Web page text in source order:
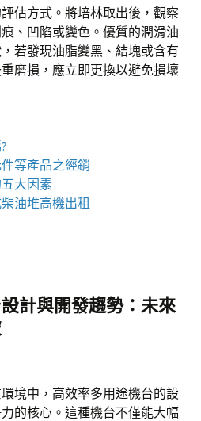
估方式。將培林取出後，觀察
、凹陷或變色。優質的潤滑油
若發現油脂變黑、結塊或含有
磨損，應立即更換以避免損壞
等產品之經銷
大因素
油堆高機出租
計與開發趨勢：未來
境中，高效率多用途機台的設
的核心。這種機台不僅能大幅